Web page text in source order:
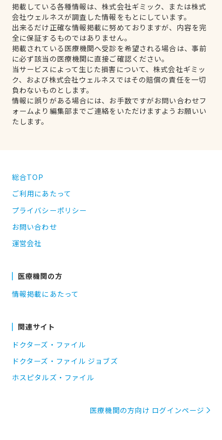
掲載している各種情報は、株式会社ギミック、または株式
会社ウェルネスが調査した情報をもとにしています。
出来るだけ正確な情報掲載に努めておりますが、内容を完
全に保証するものではありません。
掲載されている医療機関へ受診を希望される場合は、事前
に必ず該当の医療機関に直接ご確認ください。
当サービスによって生じた損害について、株式会社ギミッ
ク、および株式会社ウェルネスではその賠償の責任を一切
負わないものとします。
情報に誤りがある場合には、お手数ですがお問い合わせフ
ォームより編集部までご連絡をいただけますようお願いい
たします。
総合TOP
ご利用にあたって
プライバシーポリシー
お問い合わせ
運営会社
医療機関の方
情報掲載にあたって
関連サイト
ドクターズ・ファイル
ドクターズ・ファイル ジョブズ
ホスピタルズ・ファイル
医療機関の方向け ログインページ